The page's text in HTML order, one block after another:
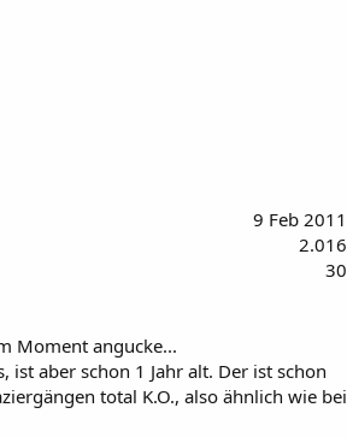
9 Feb 2011
2.016
30
Moment angucke...
ist aber schon 1 Jahr alt. Der ist schon
total K.O., also ähnlich wie bei